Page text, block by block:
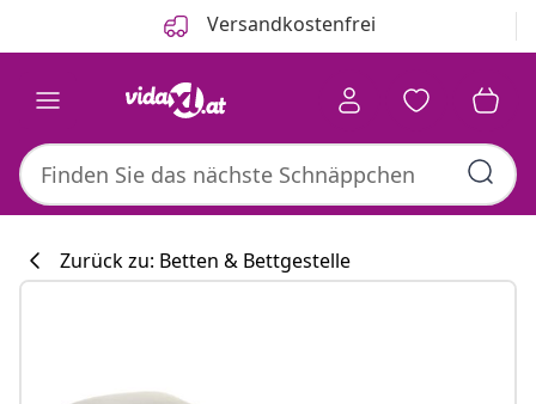
Versandkostenfrei
Zurück zu: Betten & Bettgestelle